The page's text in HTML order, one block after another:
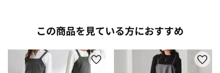
この商品を見ている方におすすめ